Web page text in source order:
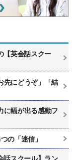
英会話スクー
にどうぞ」「結
に幅が出る感動フ
の「迷信」
スクール】ラン